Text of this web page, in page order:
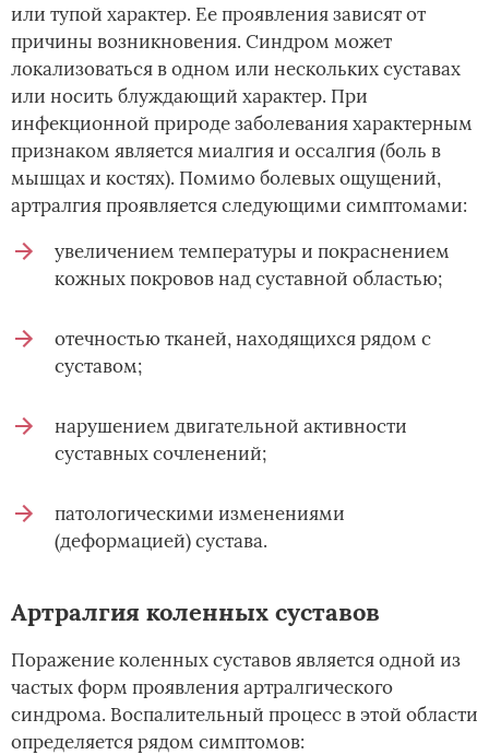
или тупой характер. Ее проявления зависят от
причины возникновения. Синдром может
локализоваться в одном или нескольких суставах
или носить блуждающий характер. При
инфекционной природе заболевания характерным
признаком является миалгия и оссалгия (боль в
мышцах и костях). Помимо болевых ощущений,
артралгия проявляется следующими симптомами:
увеличением температуры и покраснением
кожных покровов над суставной областью;
отечностью тканей, находящихся рядом с
суставом;
нарушением двигательной активности
суставных сочленений;
патологическими изменениями
(деформацией) сустава.
Артралгия коленных суставов
Поражение коленных суставов является одной из
частых форм проявления артралгического
синдрома. Воспалительный процесс в этой области
определяется рядом симптомов: